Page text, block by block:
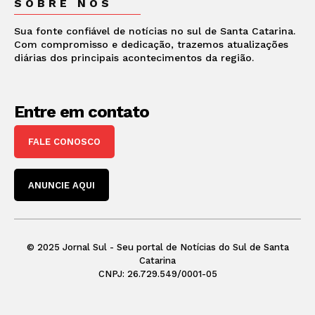
SOBRE NÓS
Sua fonte confiável de notícias no sul de Santa Catarina.
Com compromisso e dedicação, trazemos atualizações
diárias dos principais acontecimentos da região.
Entre em contato
FALE CONOSCO
ANUNCIE AQUI
© 2025 Jornal Sul - Seu portal de Notícias do Sul de Santa
Catarina
CNPJ: 26.729.549/0001-05